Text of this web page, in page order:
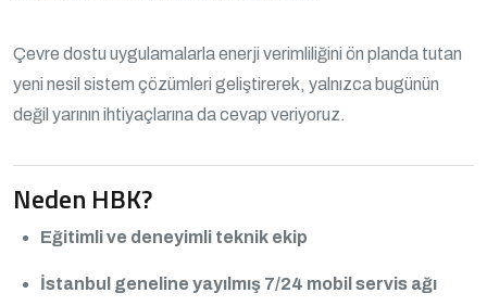
Çevre dostu uygulamalarla enerji verimliliğini ön planda tutan
yeni nesil sistem çözümleri geliştirerek, yalnızca bugünün
değil yarının ihtiyaçlarına da cevap veriyoruz.
Neden HBK?
Eğitimli ve deneyimli teknik ekip
İstanbul geneline yayılmış 7/24 mobil servis ağı